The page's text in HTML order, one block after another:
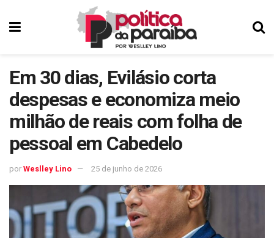
Em 30 dias, Evilásio corta
despesas e economiza meio
milhão de reais com folha de
pessoal em Cabedelo
por Weslley Lino 25 de junho de 2026